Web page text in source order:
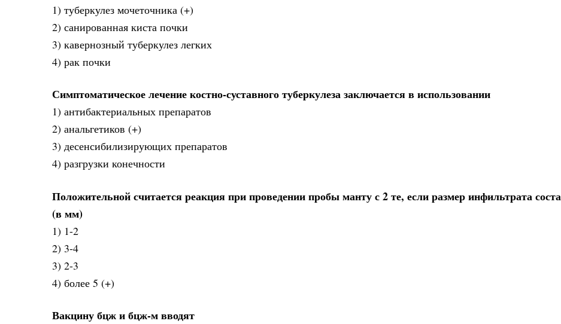
1) туберкулез мочеточника (+)
2) санированная киста почки
3) кавернозный туберкулез легких
4) рак почки
Симптоматическое лечение костно-суставного туберкулеза заключается в использовании
1) антибактериальных препаратов
2) анальгетиков (+)
3) десенсибилизирующих препаратов
4) разгрузки конечности
Положительной считается реакция при проведении пробы манту с 2 те, если размер инфильтрата
(в мм)
1) 1-2
2) 3-4
3) 2-3
4) более 5 (+)
Вакцину бцж и бцж-м вводят